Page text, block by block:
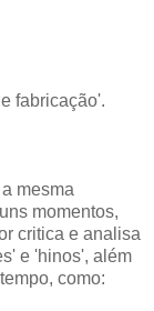
fabricação'.
mesma
momentos,
critica e analisa
e 'hinos', além
como: